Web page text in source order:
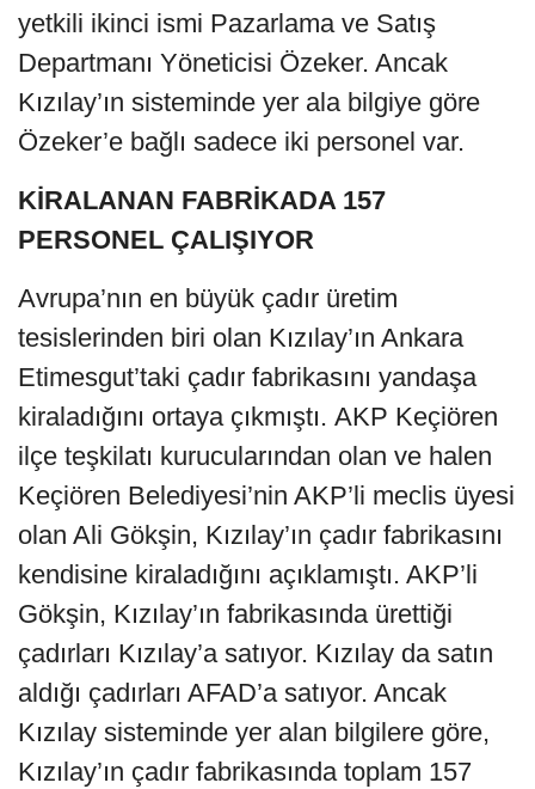
yetkili ikinci ismi Pazarlama ve Satış
Departmanı Yöneticisi Özeker. Ancak
Kızılay’ın sisteminde yer ala bilgiye göre
Özeker’e bağlı sadece iki personel var.
KİRALANAN FABRİKADA 157
PERSONEL ÇALIŞIYOR
Avrupa’nın en büyük çadır üretim
tesislerinden biri olan Kızılay’ın Ankara
Etimesgut’taki çadır fabrikasını yandaşa
kiraladığını ortaya çıkmıştı. AKP Keçiören
ilçe teşkilatı kurucularından olan ve halen
Keçiören Belediyesi’nin AKP’li meclis üyesi
olan Ali Gökşin, Kızılay’ın çadır fabrikasını
kendisine kiraladığını açıklamıştı. AKP’li
Gökşin, Kızılay’ın fabrikasında ürettiği
çadırları Kızılay’a satıyor. Kızılay da satın
aldığı çadırları AFAD’a satıyor. Ancak
Kızılay sisteminde yer alan bilgilere göre,
Kızılay’ın çadır fabrikasında toplam 157